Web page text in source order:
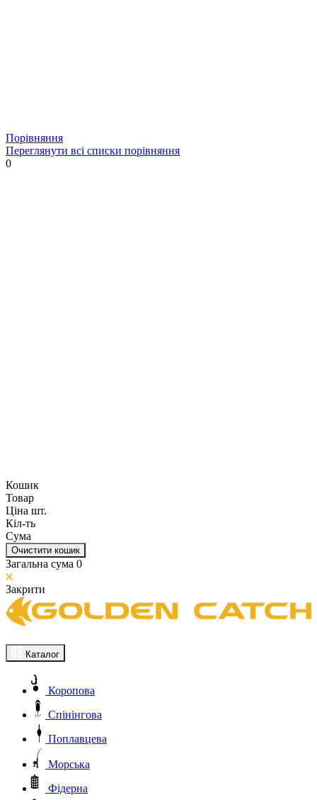
Порівняння
Переглянути всі списки порівняння
0
Кошик
Товар
Ціна шт.
Кіл-ть
Сума
Очистити кошик
Загальна сума 0
Закрити
Каталог
Коропова
Спінінгова
Поплавцева
Морська
Фідерна